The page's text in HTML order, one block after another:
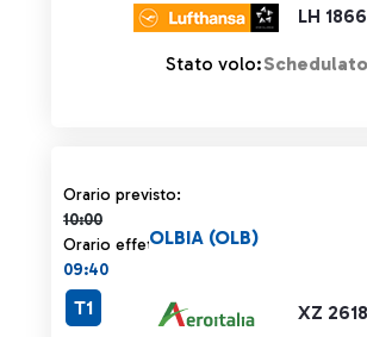
LH 1866
Stato volo:Schedulato
Orario previsto:
10:00
Orario previsto 10:00 barrato
Orario effettivo:
09:40
XZ 2618
OLBIA (OLB)
T1